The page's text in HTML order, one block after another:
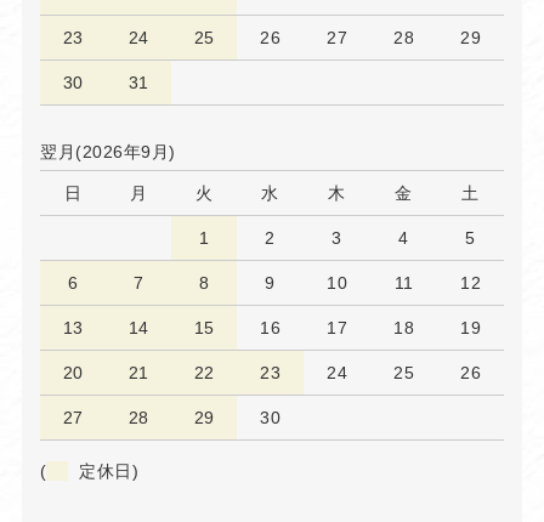
23 24 25 26 27 28 29
30 31
翌月(2026年9月)
日 月 火 水 木 金 土
1 2 3 4 5
6 7 8 9 10 11 12
13 14 15 16 17 18 19
20 21 22 23 24 25 26
27 28 29 30
( 定休日)